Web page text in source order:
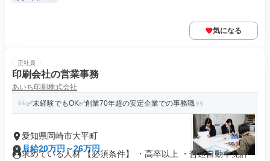
気になる
正社員
印刷会社の営業事務
あいち印刷株式会社
✅未経験でもOK✅創業70年超の安定企業での事務職
愛知県岡崎市大平町
月給20万円～26万円
求めている人材 【必須条件】 ・高卒以上 ・普通自動車免許